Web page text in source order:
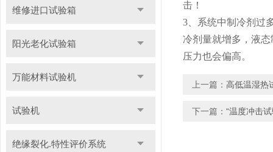
维修进口试验箱
阳光老化试验箱
万能材料试验机
试验机
绝缘裂化.特性评价系统
击！
3、系统中制冷剂过
冷剂量就增多，液
压力也会偏高。
上一篇： 高低温湿热
下一篇： “温度冲击